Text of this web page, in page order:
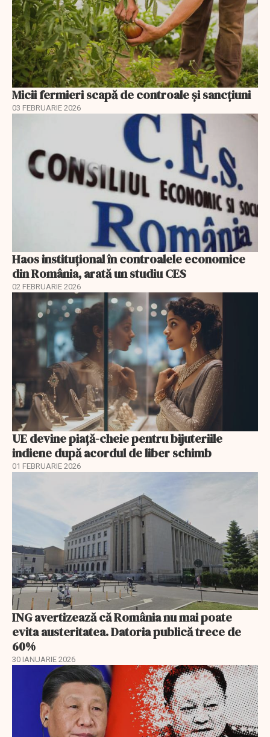
Micii fermieri scapă de controale și sancțiuni
03 FEBRUARIE 2026
Haos instituțional în controalele economice
din România, arată un studiu CES
02 FEBRUARIE 2026
UE devine piață-cheie pentru bijuteriile
indiene după acordul de liber schimb
01 FEBRUARIE 2026
ING avertizează că România nu mai poate
evita austeritatea. Datoria publică trece de
60%
30 IANUARIE 2026